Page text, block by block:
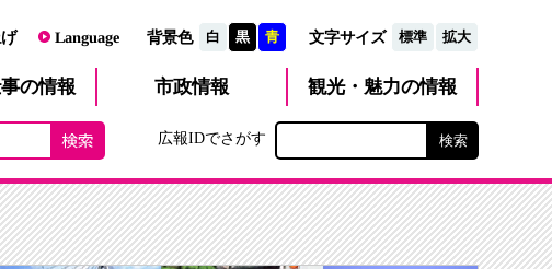
Language 背景色 白 黒 青 文字サイズ 標準 拡大
の情報 市政情報 観光・魅力の情報
広報IDでさがす